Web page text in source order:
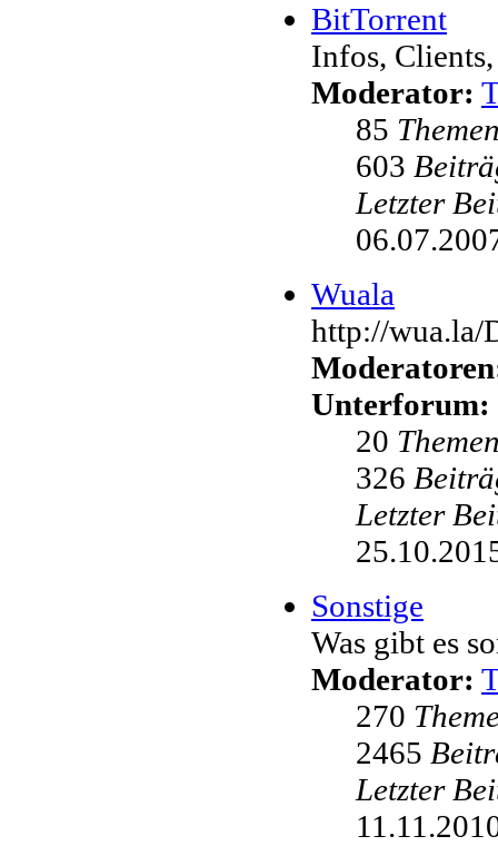
BitTorrent
Infos,
Moderator:
85
603
Letzter
Wuala
http://wua.la/
Unterforum:
20
326
Letzter
Sonstige
Was gibt es
Moderator:
270
2465
Letzter